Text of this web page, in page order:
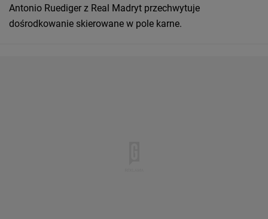
Antonio Ruediger z Real Madryt przechwytuje
dośrodkowanie skierowane w pole karne.